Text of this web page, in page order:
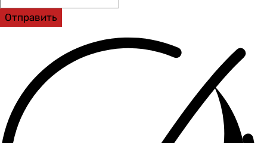
Отправить